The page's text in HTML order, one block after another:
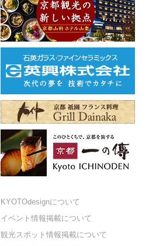
KYOTOdesignについて
イベント情報掲載について
観光スポット情報掲載について